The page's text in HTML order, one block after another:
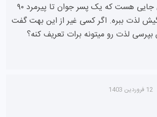
قطعا ایران، بهترین جایی هست که یک پسر جوان تا پیرمرد ۹۰
لذت ببره. اگر کسی غیر از این بهت گفت
بپرسی لذت رو‌ میتونه برات تعریف کنه؟
12 فروردین 1403